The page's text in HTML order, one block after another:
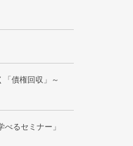
債権回収」～
るセミナー」